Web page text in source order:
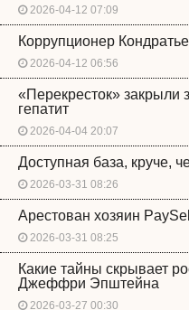
2026-04-12 07:09
Коррупционер
2026-04-12 06:56
«Перекресток» закрыли
гепатит
2026-04-04 20:07
Доступная база, круче,
2026-03-31 08:26
Арестован хозяин
2026-03-31 08:25
Какие тайны скрывает
Джеффри Эпштейна
2026-03-27 00:30